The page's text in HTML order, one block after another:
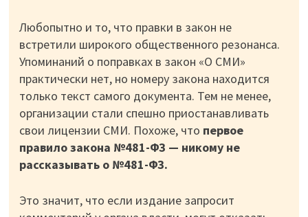
Любопытно и то, что правки в закон не
встретили широкого общественного резонанса.
Упоминаний о поправках в закон «О СМИ»
практически нет, но номеру закона находится
только текст самого документа. Тем не менее,
организации стали спешно приостанавливать
свои лицензии СМИ. Похоже, что первое
правило закона №481-ФЗ — никому не
рассказывать о №481-ФЗ.
Это значит, что если издание запросит